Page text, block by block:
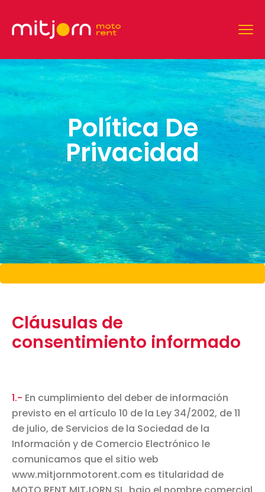
Política De
Privacidad
Cláusulas de
consentimiento informado
1.- En cumplimiento del deber de información
previsto en el artículo 10 de la Ley 34/2002, de 11
de julio, de Servicios de la Sociedad de la
Información y de Comercio Electrónico le
comunicamos que el sitio web
www.mitjornmotorent.com es titularidad de